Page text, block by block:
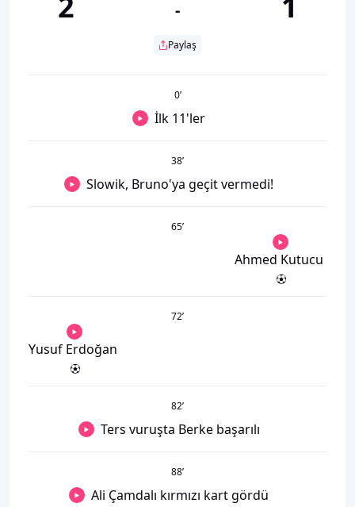
-
Paylaş
0’
İlk 11'ler
38’
Slowik, Bruno'ya geçit vermedi!
65’
Ahmed Kutucu
72’
Yusuf Erdoğan
82’
Ters vuruşta Berke başarılı
88’
Ali Çamdalı kırmızı kart gördü